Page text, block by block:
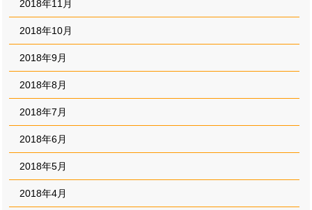
2018年11月
2018年10月
2018年9月
2018年8月
2018年7月
2018年6月
2018年5月
2018年4月